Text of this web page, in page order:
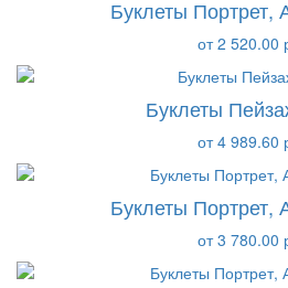
Буклеты Портрет,
от 2 520.00
Буклеты
от 4 989.60
Буклеты Портрет,
от 3 780.00